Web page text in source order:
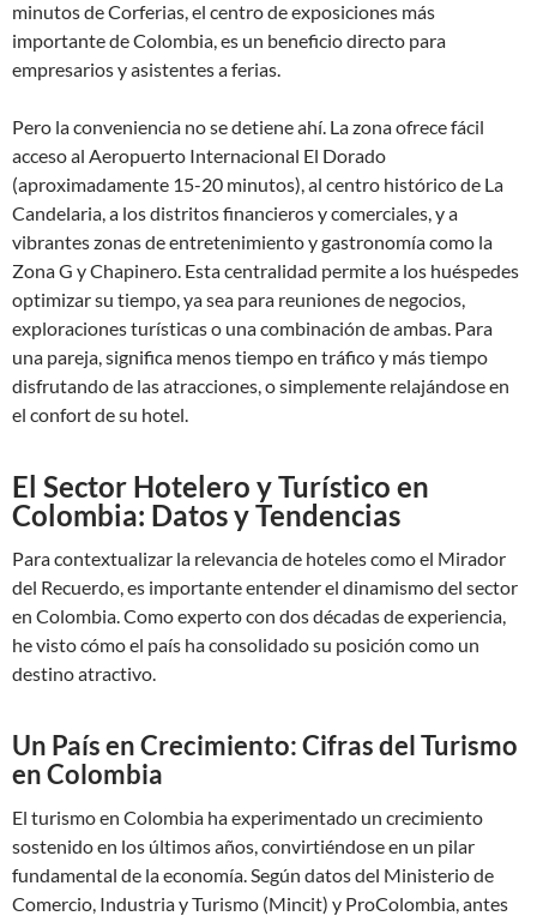
minutos de Corferias, el centro de exposiciones más
importante de Colombia, es un beneficio directo para
empresarios y asistentes a ferias.
Pero la conveniencia no se detiene ahí. La zona ofrece fácil
acceso al Aeropuerto Internacional El Dorado
(aproximadamente 15-20 minutos), al centro histórico de La
Candelaria, a los distritos financieros y comerciales, y a
vibrantes zonas de entretenimiento y gastronomía como la
Zona G y Chapinero. Esta centralidad permite a los huéspedes
optimizar su tiempo, ya sea para reuniones de negocios,
exploraciones turísticas o una combinación de ambas. Para
una pareja, significa menos tiempo en tráfico y más tiempo
disfrutando de las atracciones, o simplemente relajándose en
el confort de su hotel.
El Sector Hotelero y Turístico en
Colombia: Datos y Tendencias
Para contextualizar la relevancia de hoteles como el Mirador
del Recuerdo, es importante entender el dinamismo del sector
en Colombia. Como experto con dos décadas de experiencia,
he visto cómo el país ha consolidado su posición como un
destino atractivo.
Un País en Crecimiento: Cifras del Turismo
en Colombia
El turismo en Colombia ha experimentado un crecimiento
sostenido en los últimos años, convirtiéndose en un pilar
fundamental de la economía. Según datos del Ministerio de
Comercio, Industria y Turismo (Mincit) y ProColombia, antes